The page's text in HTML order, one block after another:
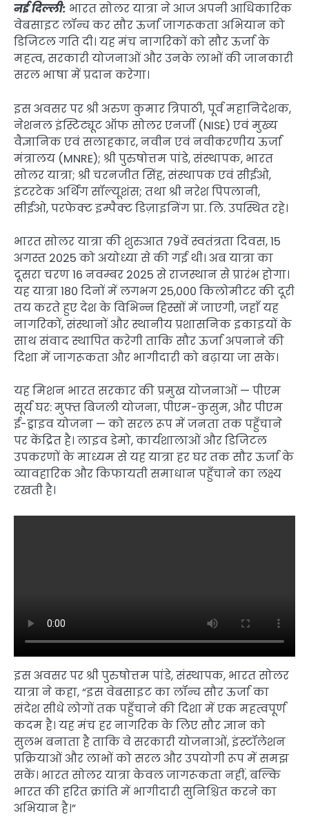
नई दिल्ली: भारत सोलर यात्रा ने आज अपनी आधिकारिक
वेबसाइट लॉन्च कर सौर ऊर्जा जागरूकता अभियान को
डिजिटल गति दी। यह मंच नागरिकों को सौर ऊर्जा के
महत्व, सरकारी योजनाओं और उनके लाभों की जानकारी
सरल भाषा में प्रदान करेगा।
इस अवसर पर श्री अरुण कुमार त्रिपाठी, पूर्व महानिदेशक,
नेशनल इंस्टिट्यूट ऑफ सोलर एनर्जी (NISE) एवं मुख्य
वैज्ञानिक एवं सलाहकार, नवीन एवं नवीकरणीय ऊर्जा
मंत्रालय (MNRE); श्री पुरुषोत्तम पांडे, संस्थापक, भारत
सोलर यात्रा; श्री चरनजीत सिंह, संस्थापक एवं सीईओ,
इंटरटेक अर्थिंग सॉल्यूशंस; तथा श्री नरेश पिपलानी,
सीईओ, परफेक्ट इम्पैक्ट डिज़ाइनिंग प्रा. लि. उपस्थित रहे।
भारत सोलर यात्रा की शुरुआत 79वें स्वतंत्रता दिवस, 15
अगस्त 2025 को अयोध्या से की गई थी। अब यात्रा का
दूसरा चरण 16 नवम्बर 2025 से राजस्थान से प्रारंभ होगा।
यह यात्रा 180 दिनों में लगभग 25,000 किलोमीटर की दूरी
तय करते हुए देश के विभिन्न हिस्सों में जाएगी, जहाँ यह
नागरिकों, संस्थानों और स्थानीय प्रशासनिक इकाइयों के
साथ संवाद स्थापित करेगी ताकि सौर ऊर्जा अपनाने की
दिशा में जागरूकता और भागीदारी को बढ़ाया जा सके।
यह मिशन भारत सरकार की प्रमुख योजनाओं — पीएम
सूर्य घर: मुफ्त बिजली योजना, पीएम-कुसुम, और पीएम
ई-ड्राइव योजना — को सरल रूप में जनता तक पहुँचाने
पर केंद्रित है। लाइव डेमो, कार्यशालाओं और डिजिटल
उपकरणों के माध्यम से यह यात्रा हर घर तक सौर ऊर्जा के
व्यावहारिक और किफायती समाधान पहुँचाने का लक्ष्य
रखती है।
इस अवसर पर श्री पुरुषोत्तम पांडे, संस्थापक, भारत सोलर
यात्रा ने कहा, “इस वेबसाइट का लॉन्च सौर ऊर्जा का
संदेश सीधे लोगों तक पहुँचाने की दिशा में एक महत्वपूर्ण
कदम है। यह मंच हर नागरिक के लिए सौर ज्ञान को
सुलभ बनाता है ताकि वे सरकारी योजनाओं, इंस्टॉलेशन
प्रक्रियाओं और लाभों को सरल और उपयोगी रूप में समझ
सकें। भारत सोलर यात्रा केवल जागरूकता नहीं, बल्कि
भारत की हरित क्रांति में भागीदारी सुनिश्चित करने का
अभियान है।”